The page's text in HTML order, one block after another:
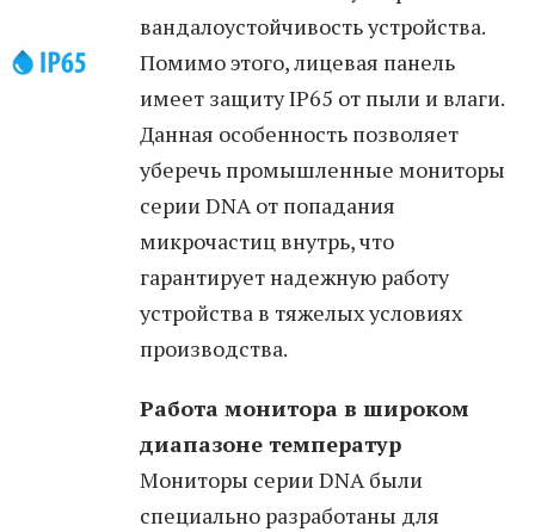
вандалоустойчивость устройства.
Помимо этого, лицевая панель
имеет защиту IP65 от пыли и влаги.
Данная особенность позволяет
уберечь промышленные мониторы
серии DNA от попадания
микрочастиц внутрь, что
гарантирует надежную работу
устройства в тяжелых условиях
производства.
Работа монитора в широком
диапазоне температур
Мониторы серии DNA были
специально разработаны для